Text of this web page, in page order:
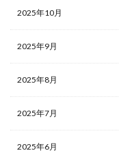
2025年10月
2025年9月
2025年8月
2025年7月
2025年6月